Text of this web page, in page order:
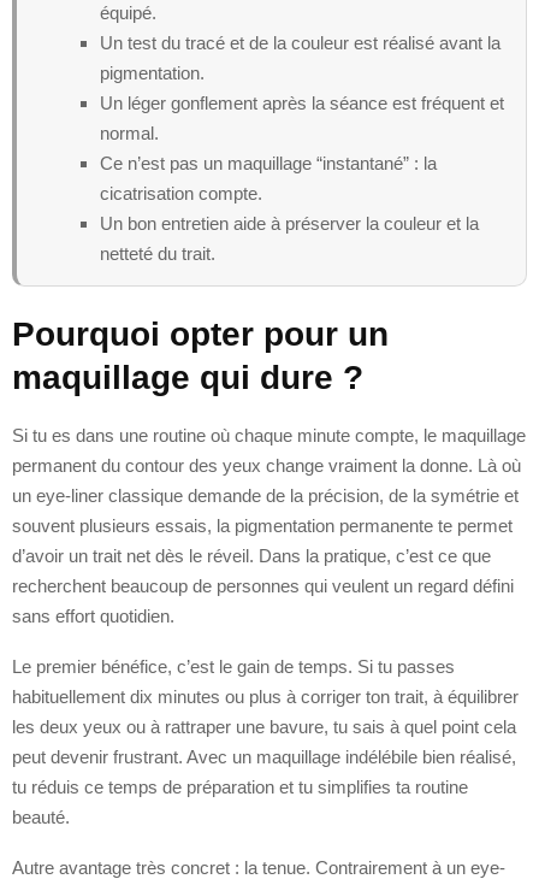
équipé.
Un test du tracé et de la couleur est réalisé avant la
pigmentation.
Un léger gonflement après la séance est fréquent et
normal.
Ce n’est pas un maquillage “instantané” : la
cicatrisation compte.
Un bon entretien aide à préserver la couleur et la
netteté du trait.
Pourquoi opter pour un
maquillage qui dure ?
Si tu es dans une routine où chaque minute compte, le maquillage
permanent du contour des yeux change vraiment la donne. Là où
un eye-liner classique demande de la précision, de la symétrie et
souvent plusieurs essais, la pigmentation permanente te permet
d’avoir un trait net dès le réveil. Dans la pratique, c’est ce que
recherchent beaucoup de personnes qui veulent un regard défini
sans effort quotidien.
Le premier bénéfice, c’est le gain de temps. Si tu passes
habituellement dix minutes ou plus à corriger ton trait, à équilibrer
les deux yeux ou à rattraper une bavure, tu sais à quel point cela
peut devenir frustrant. Avec un maquillage indélébile bien réalisé,
tu réduis ce temps de préparation et tu simplifies ta routine
beauté.
Autre avantage très concret : la tenue. Contrairement à un eye-